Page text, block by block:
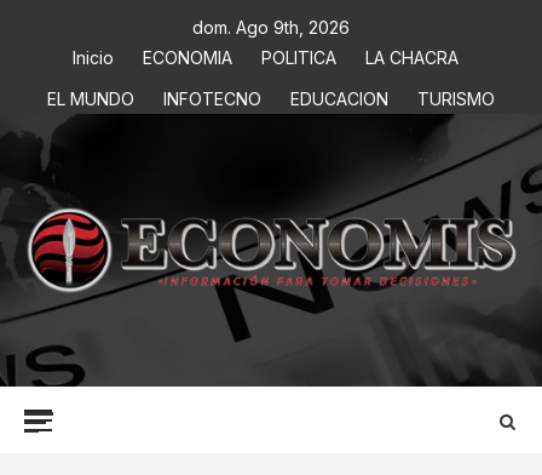
dom. Ago 9th, 2026
Inicio
ECONOMIA POLITICA
LA CHACRA
EL MUNDO
INFOTECNO EDUCACION TURISMO
ECONOMIS
INFORMACIÓN PARA TOMAR DECISIONES